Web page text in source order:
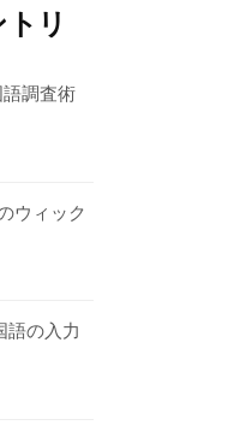
リ
調査術
ウィック
語の入力